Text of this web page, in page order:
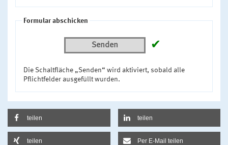
Formular abschicken
Senden ✔
Die Schaltfläche „Senden“ wird aktiviert, sobald alle
Pflichtfelder ausgefüllt wurden.
teilen teilen
teilen Per E-Mail teilen